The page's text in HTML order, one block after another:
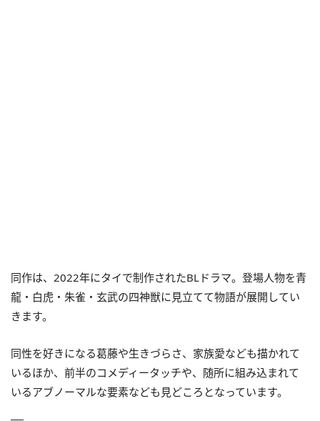
同作は、2022年にタイで制作されたBLドラマ。登場人物を青
龍・白虎・朱雀・玄武の四神獣に見立てて物語が展開してい
きます。
同性を好きになる葛藤や生きづらさ、家族愛なども描かれて
いるほか、前半のコメディータッチや、随所に組み込まれて
いるアブノーマルな要素なども見どころとなっています。